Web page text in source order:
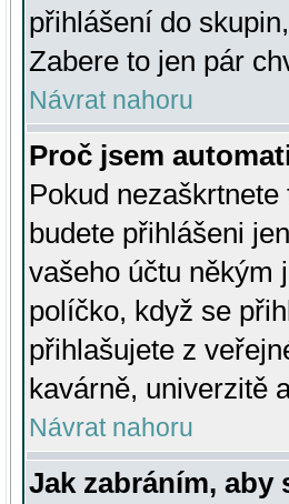
přihlášení do
Zabere to jen pár
Návrat nahoru
Proč jsem
Pokud nezaškrtnete
budete přihlášeni
vašeho účtu někým
políčko, když se
přihlašujete z
kavárně, univerzitě
Návrat nahoru
Jak zabráním, aby